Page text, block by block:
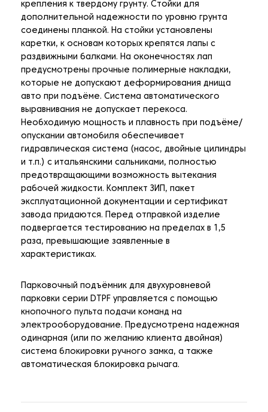
крепления к твердому грунту. Стойки для
дополнительной надежности по уровню грунта
соединены планкой. На стойки установлены
каретки, к основам которых крепятся лапы с
раздвижными балками. На оконечностях лап
предусмотрены прочные полимерные накладки,
которые не допускают деформирования днища
авто при подъёме. Система автоматического
выравнивания не допускает перекоса.
Необходимую мощность и плавность при подъёме/
опускании автомобиля обеспечивает
гидравлическая система (насос, двойные цилиндры
и т.п.) с итальянскими сальниками, полностью
предотвращающими возможность вытекания
рабочей жидкости. Комплект ЗИП, пакет
эксплуатационной документации и сертификат
завода придаются. Перед отправкой изделие
подвергается тестированию на пределах в 1,5
раза, превышающие заявленные в
характеристиках.
Парковочный подъёмник для двухуровневой
парковки серии DTPF управляется с помощью
кнопочного пульта подачи команд на
электрооборудование. Предусмотрена надежная
одинарная (или по желанию клиента двойная)
система блокировки ручного замка, а также
автоматическая блокировка рычага.